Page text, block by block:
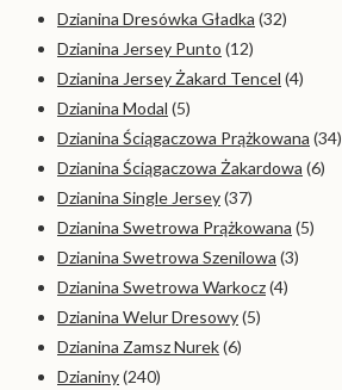
Dzianina Dresówka Gładka (32)
Dzianina Jersey Punto (12)
Dzianina Jersey Żakard Tencel (4)
Dzianina Modal (5)
Dzianina Ściągaczowa Prążkowana (34)
Dzianina Ściągaczowa Żakardowa (6)
Dzianina Single Jersey(37)
Dzianina Swetrowa Prążkowana (5)
Dzianina Swetrowa Szenilowa (3)
Dzianina Swetrowa Warkocz(4)
Dzianina Welur Dresowy(5)
Dzianina Zamsz Nurek(6)
Dzianiny(240)